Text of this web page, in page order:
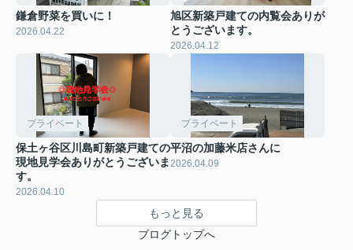
鎌倉野菜を買いに！
2026.04.22
旭区新築戸建ての内覧会ありが
とうございます。
2026.04.12
プライベート
保土ヶ谷区川島町新築戸建ての
現地見学会ありがとうございま
す。
2026.04.10
プライベート
平沼の加藤米店さんに
2026.04.09
もっと見る
ブログトップへ